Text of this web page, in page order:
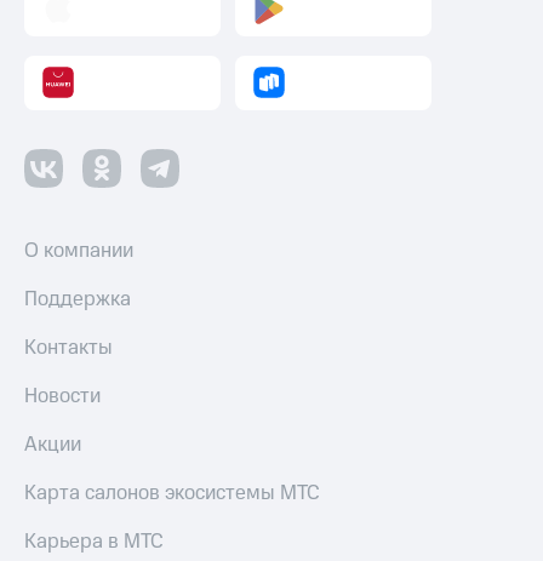
О компании
Поддержка
Контакты
Новости
Акции
Карта салонов экосистемы МТС
Карьера в МТС